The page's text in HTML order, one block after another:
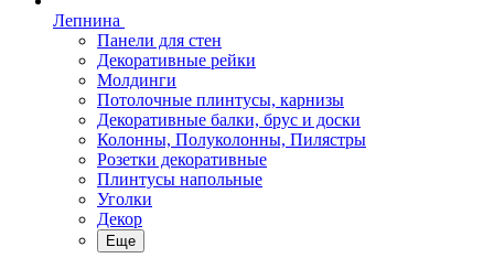
Лепнина
Панели для стен
Декоративные рейки
Молдинги
Потолочные плинтусы, карнизы
Декоративные балки, брус и доски
Колонны, Полуколонны, Пилястры
Розетки декоративные
Плинтусы напольные
Уголки
Декор
Еще